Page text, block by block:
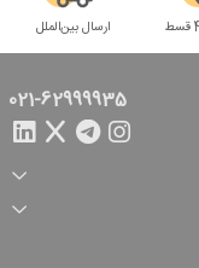
ارسال بین‌الملل
021-62999935